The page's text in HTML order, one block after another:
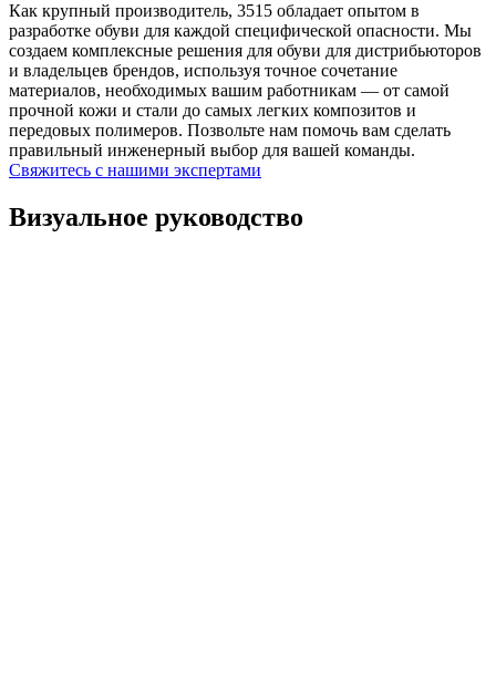
Как крупный производитель, 3515 обладает опытом в
разработке обуви для каждой специфической опасности. Мы
создаем комплексные решения для обуви для дистрибьюторов
и владельцев брендов, используя точное сочетание
материалов, необходимых вашим работникам — от самой
прочной кожи и стали до самых легких композитов и
передовых полимеров. Позвольте нам помочь вам сделать
правильный инженерный выбор для вашей команды.
Свяжитесь с нашими экспертами
Визуальное руководство